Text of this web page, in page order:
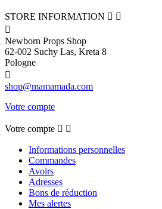
STORE INFORMATION  

Newborn Props Shop
62-002 Suchy Las, Kreta 8
Pologne

shop@mamamada.com
Votre compte
Votre compte  
Informations personnelles
Commandes
Avoirs
Adresses
Bons de réduction
Mes alertes